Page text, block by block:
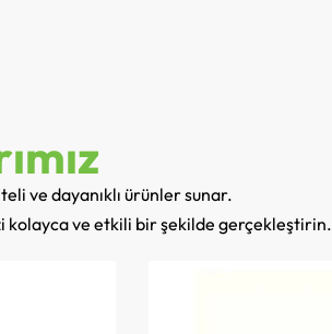
ve dayanıklı ürünler sunar.
kolayca ve etkili bir şekilde gerçekleştirin.